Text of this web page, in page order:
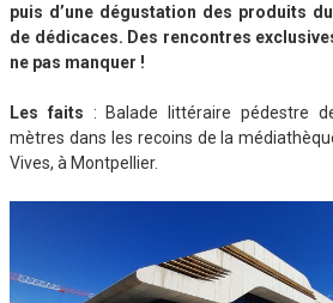
puis d’une dégustation des produits
de dédicaces. Des rencontres
ne pas manquer !
Les faits : Balade littéraire pédestre
mètres dans les recoins de la
Vives, à Montpellier.